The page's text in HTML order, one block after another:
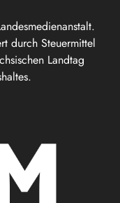
durch Steuermittel
Landtag